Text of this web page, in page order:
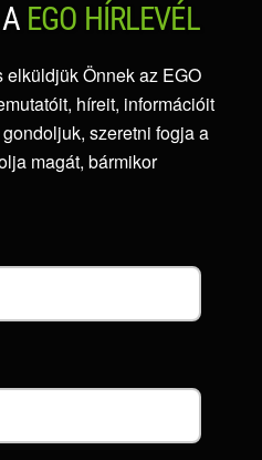
EGO HÍRLEVÉL
Önnek az EGO
híreit, információit
szeretni fogja a
magát, bármikor